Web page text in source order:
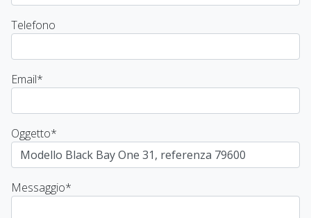
Telefono
Email*
Oggetto*
Messaggio*